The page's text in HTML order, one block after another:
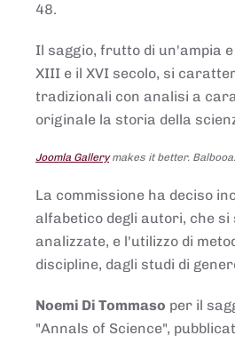
48.
Il saggio, frutto di un'ampia
XIII e il XVI secolo, si
tradizionali con analisi a
originale la storia della
Joomla Gallerymakes it better.
La commissione ha deciso
alfabetico degli autori, che
analizzate, e l'utilizzo di
discipline, dagli studi di
Noemi Di Tommaso per il
"Annals of Science",